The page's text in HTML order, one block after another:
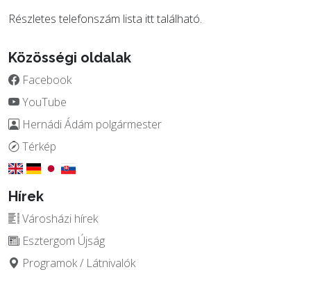
Részletes telefonszám lista itttalálható.
Közösségi oldalak
Facebook
YouTube
Hernádi Ádám polgármester
Térkép
Hírek
Városházi hírek
Esztergom Újság
Programok / Látnivalók